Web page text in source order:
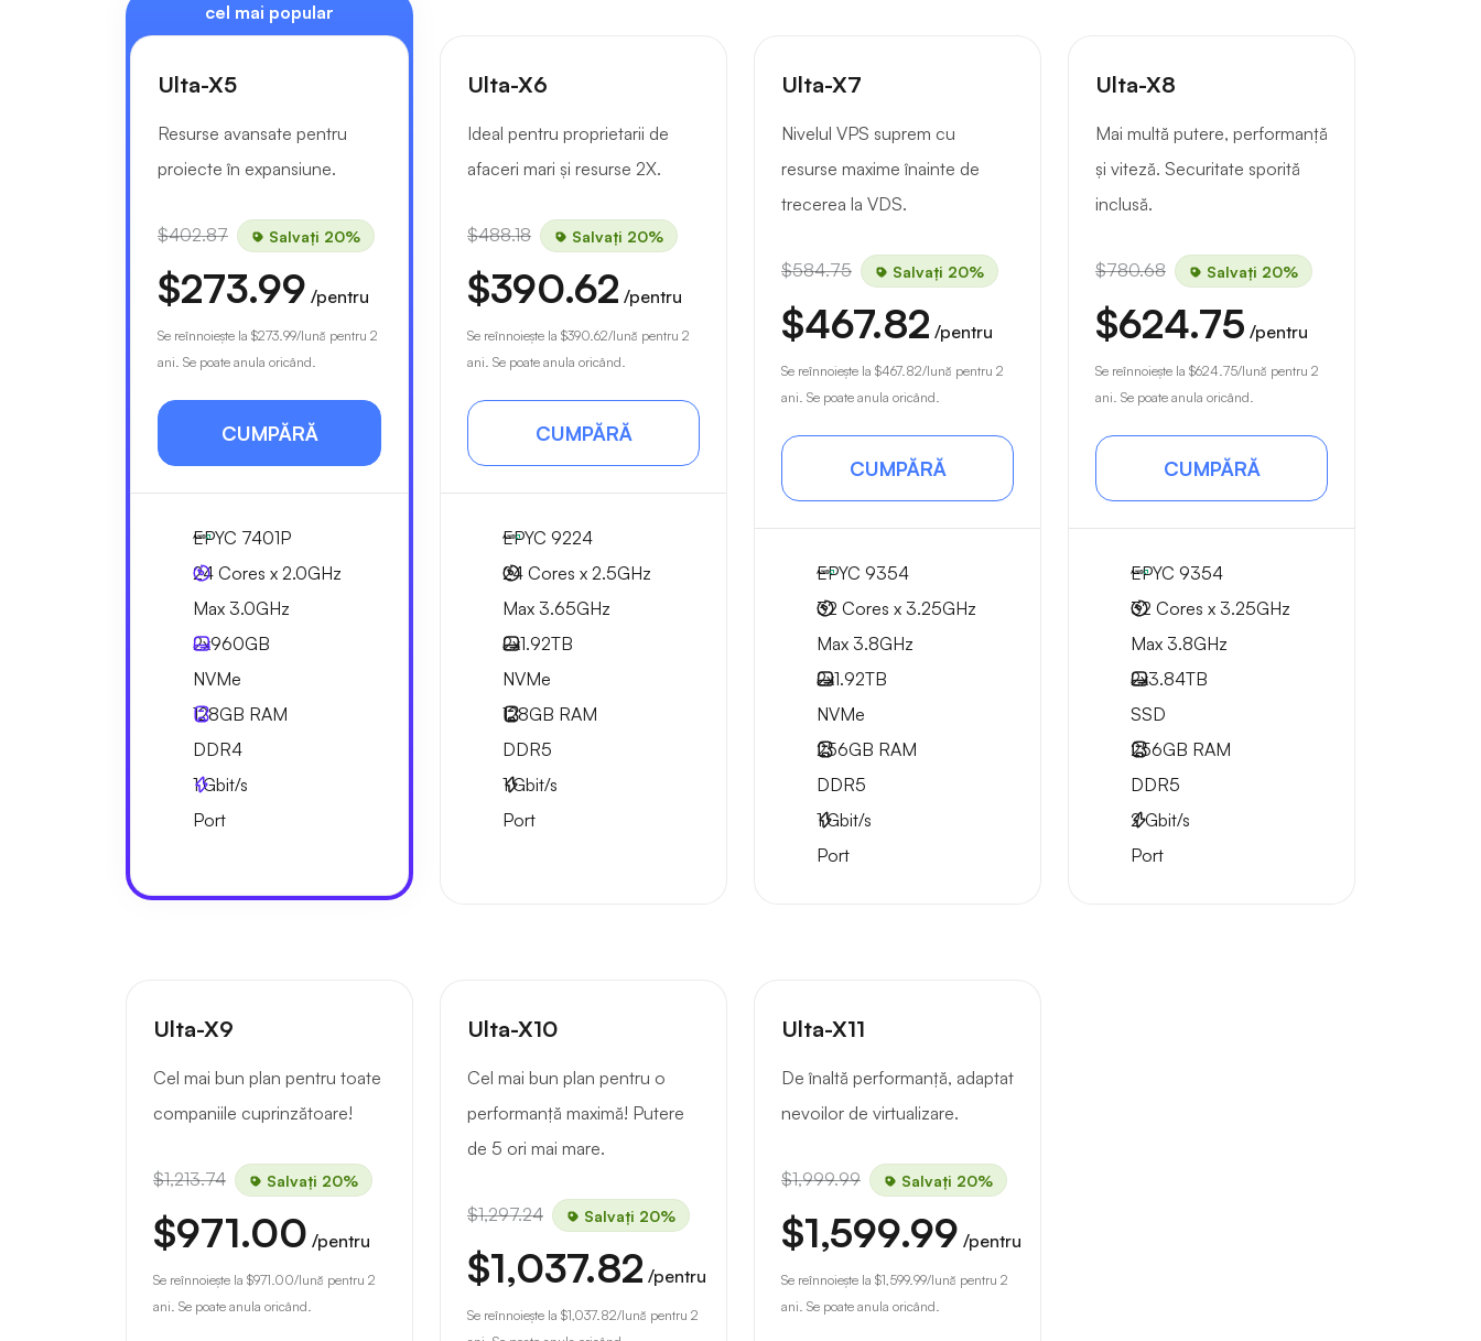
cel mai popular
Ulta-X5
Resurse avansate pentru
proiecte în expansiune.
$402.87 Salvați 20%
$273.99 /pentru
Se reînnoiește la $273.99/lună pentru 2
ani. Se poate anula oricând.
CUMPĂRĂ
EPYC 7401P
24 Cores x 2.0GHz
Max 3.0GHz
2x960GB
NVMe
128GB RAM
DDR4
1Gbit/s
Port
Ulta-X6
Ideal pentru proprietarii de
afaceri mari și resurse 2X.
$488.18 Salvați 20%
$390.62 /pentru
Se reînnoiește la $390.62/lună pentru 2
ani. Se poate anula oricând.
CUMPĂRĂ
EPYC 9224
24 Cores x 2.5GHz
Max 3.65GHz
2x1.92TB
NVMe
128GB RAM
DDR5
1Gbit/s
Port
Ulta-X7
Nivelul VPS suprem cu
resurse maxime înainte de
trecerea la VDS.
$584.75 Salvați 20%
$467.82 /pentru
Se reînnoiește la $467.82/lună pentru 2
ani. Se poate anula oricând.
CUMPĂRĂ
EPYC 9354
32 Cores x 3.25GHz
Max 3.8GHz
2x1.92TB
NVMe
256GB RAM
DDR5
1Gbit/s
Port
Ulta-X8
Mai multă putere, performanță
și viteză. Securitate sporită
inclusă.
$780.68 Salvați 20%
$624.75 /pentru
Se reînnoiește la $624.75/lună pentru 2
ani. Se poate anula oricând.
CUMPĂRĂ
EPYC 9354
32 Cores x 3.25GHz
Max 3.8GHz
2x3.84TB
SSD
256GB RAM
DDR5
2Gbit/s
Port
Ulta-X9
Cel mai bun plan pentru toate
companiile cuprinzătoare!
$1,213.74 Salvați 20%
$971.00 /pentru
Se reînnoiește la $971.00/lună pentru 2
ani. Se poate anula oricând.
Ulta-X10
Cel mai bun plan pentru o
performanță maximă! Putere
de 5 ori mai mare.
$1,297.24 Salvați 20%
$1,037.82 /pentru
Se reînnoiește la $1,037.82/lună pentru 2
Ulta-X11
De înaltă performanță, adaptat
nevoilor de virtualizare.
$1,999.99 Salvați 20%
$1,599.99 /pentru
Se reînnoiește la $1,599.99/lună pentru 2
ani. Se poate anula oricând.